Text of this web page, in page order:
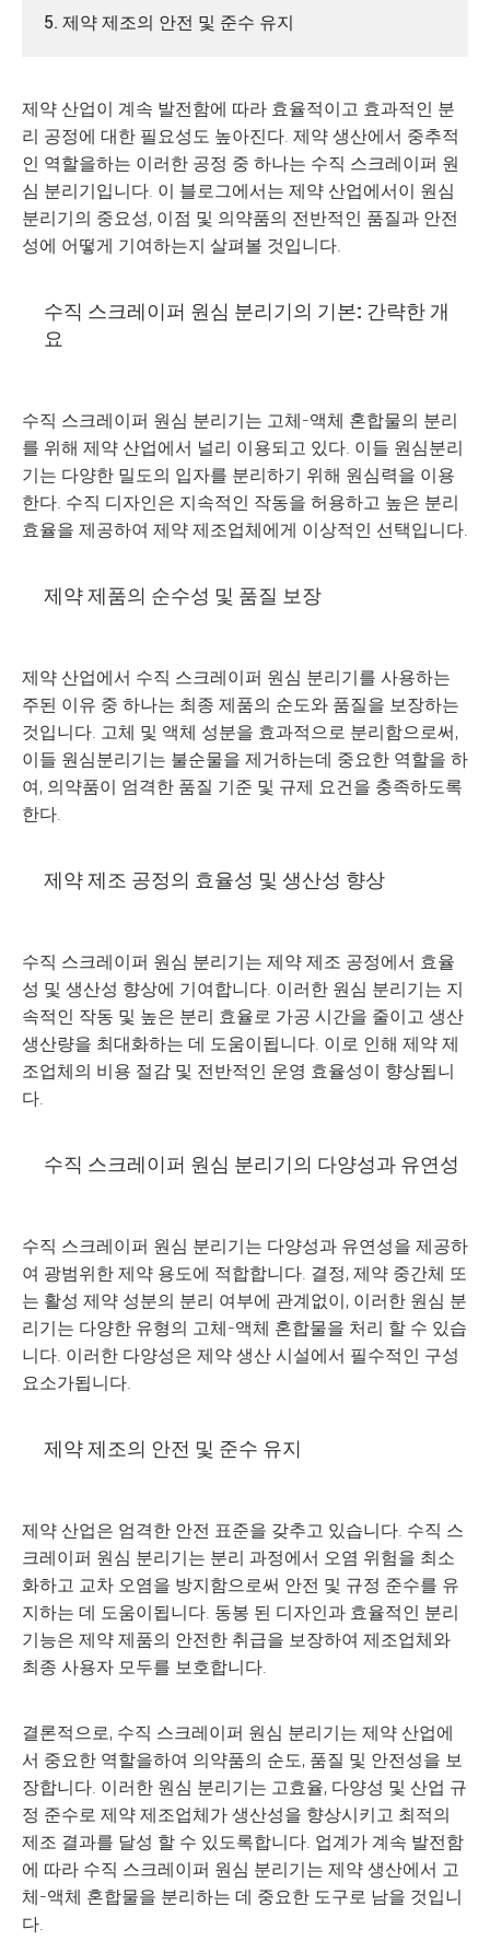
5. 제약 제조의 안전 및 준수 유지
제약 산업이 계속 발전함에 따라 효율적이고 효과적인 분
리 공정에 대한 필요성도 높아진다. 제약 생산에서 중추적
인 역할을하는 이러한 공정 중 하나는 수직 스크레이퍼 원
심 분리기입니다. 이 블로그에서는 제약 산업에서이 원심
분리기의 중요성, 이점 및 의약품의 전반적인 품질과 안전
성에 어떻게 기여하는지 살펴볼 것입니다.
수직 스크레이퍼 원심 분리기의 기본: 간략한 개
요
수직 스크레이퍼 원심 분리기는 고체-액체 혼합물의 분리
를 위해 제약 산업에서 널리 이용되고 있다. 이들 원심분리
기는 다양한 밀도의 입자를 분리하기 위해 원심력을 이용
한다. 수직 디자인은 지속적인 작동을 허용하고 높은 분리
효율을 제공하여 제약 제조업체에게 이상적인 선택입니다.
제약 제품의 순수성 및 품질 보장
제약 산업에서 수직 스크레이퍼 원심 분리기를 사용하는
주된 이유 중 하나는 최종 제품의 순도와 품질을 보장하는
것입니다. 고체 및 액체 성분을 효과적으로 분리함으로써,
이들 원심분리기는 불순물을 제거하는데 중요한 역할을 하
여, 의약품이 엄격한 품질 기준 및 규제 요건을 충족하도록
한다.
제약 제조 공정의 효율성 및 생산성 향상
수직 스크레이퍼 원심 분리기는 제약 제조 공정에서 효율
성 및 생산성 향상에 기여합니다. 이러한 원심 분리기는 지
속적인 작동 및 높은 분리 효율로 가공 시간을 줄이고 생산
생산량을 최대화하는 데 도움이됩니다. 이로 인해 제약 제
조업체의 비용 절감 및 전반적인 운영 효율성이 향상됩니
다.
수직 스크레이퍼 원심 분리기의 다양성과 유연성
수직 스크레이퍼 원심 분리기는 다양성과 유연성을 제공하
여 광범위한 제약 용도에 적합합니다. 결정, 제약 중간체 또
는 활성 제약 성분의 분리 여부에 관계없이, 이러한 원심 분
리기는 다양한 유형의 고체-액체 혼합물을 처리 할 수 있습
니다. 이러한 다양성은 제약 생산 시설에서 필수적인 구성
요소가됩니다.
제약 제조의 안전 및 준수 유지
제약 산업은 엄격한 안전 표준을 갖추고 있습니다. 수직 스
크레이퍼 원심 분리기는 분리 과정에서 오염 위험을 최소
화하고 교차 오염을 방지함으로써 안전 및 규정 준수를 유
지하는 데 도움이됩니다. 동봉 된 디자인과 효율적인 분리
기능은 제약 제품의 안전한 취급을 보장하여 제조업체와
최종 사용자 모두를 보호합니다.
결론적으로, 수직 스크레이퍼 원심 분리기는 제약 산업에
서 중요한 역할을하여 의약품의 순도, 품질 및 안전성을 보
장합니다. 이러한 원심 분리기는 고효율, 다양성 및 산업 규
정 준수로 제약 제조업체가 생산성을 향상시키고 최적의
제조 결과를 달성 할 수 있도록합니다. 업계가 계속 발전함
에 따라 수직 스크레이퍼 원심 분리기는 제약 생산에서 고
체-액체 혼합물을 분리하는 데 중요한 도구로 남을 것입니
다.